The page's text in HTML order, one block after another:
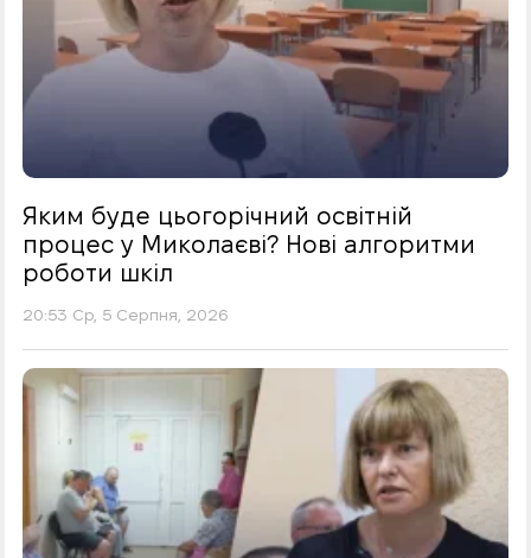
Яким буде цьогорічний освітній
процес у Миколаєві? Нові алгоритми
роботи шкіл
20:53 Ср, 5 Серпня, 2026